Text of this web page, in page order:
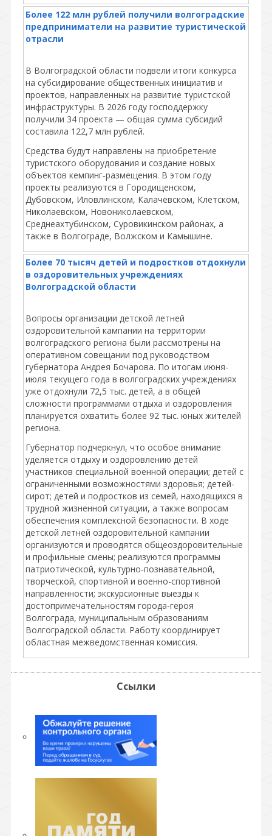
Более 122 млн рублей получили волгоградские
предприниматели на развитие туристической
отрасли
В Волгоградской области подвели итоги конкурса
на субсидирование общественных инициатив и
проектов, направленных на развитие туристской
инфраструктуры. В 2026 году господдержку
получили 34 проекта — общая сумма субсидий
составила 122,7 млн рублей.
Средства будут направлены на приобретение
туристского оборудования и создание новых
объектов кемпинг‑размещения. В этом году
проекты реализуются в Городищенском,
Дубовском, Иловлинском, Калачёвском, Клетском,
Николаевском, Новониколаевском,
Среднеахтубинском, Суровикинском районах, а
также в Волгограде, Волжском и Камышине.
Более 70 тысяч детей и подростков отдохнули
в оздоровительных учреждениях
Волгоградской области
Вопросы организации детской летней
оздоровительной кампании на территории
волгоградского региона были рассмотрены на
оперативном совещании под руководством
губернатора Андрея Бочарова. По итогам июня-
июля текущего года в волгоградских учреждениях
уже отдохнули 72,5 тыс. детей, а в общей
сложности программами отдыха и оздоровления
планируется охватить более 92 тыс. юных жителей
региона.
Губернатор подчеркнул, что особое внимание
уделяется отдыху и оздоровлению детей
участников специальной военной операции; детей с
ограниченными возможностями здоровья; детей-
сирот; детей и подростков из семей, находящихся в
трудной жизненной ситуации, а также вопросам
обеспечения комплексной безопасности. В ходе
детской летней оздоровительной кампании
организуются и проводятся общеоздоровительные
и профильные смены; реализуются программы
патриотической, культурно-познавательной,
творческой, спортивной и военно-спортивной
направленности; экскурсионные выезды к
достопримечательностям города-героя
Волгограда, муниципальным образованиям
Волгоградской области. Работу координирует
областная межведомственная комиссия.
Ссылки